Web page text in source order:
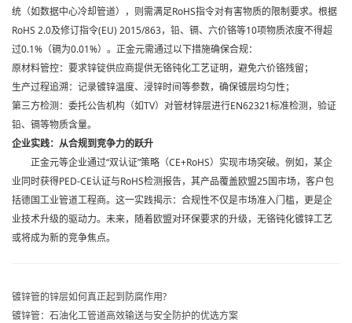
统（如数据中心冷却管道），则需满足RoHS指令对有害物质的限制要求。根据
RoHS 2.0及修订指令(EU) 2015/863，铅、镉、六价铬等10项物质浓度不得超
过0.1%（镉为0.01%）。正金元需通过以下措施确保合规：
原材料管控：要求锌锭供应商提供无铬钝化工艺证明，避免六价铬残留；
生产过程追溯：记录镀锌温度、浸锌时间等参数，确保镀层均匀性；
第三方检测：委托公告机构（如TV）对管材锌层进行EN62321标准检测，验证
铅、镉等物质含量。
企业实践：从合规到竞争力的跃升
正金元等企业通过“双认证”策略（CE+RoHS）实现市场突破。例如，某企
业同时获得PED-CE认证与RoHS检测报告，其产品覆盖欧盟25国市场，客户包
括德国工业管道工程商。这一实践揭示：合规性不仅是市场准入门槛，更是企
业技术升级的驱动力。未来，随着欧盟对环保要求的升级，无铬钝化镀锌工艺
或将成为新的竞争焦点。
镀锌管的锌层如何真正起到防腐作用?
镀锌管：石油化工管道高效输送与安全防护的优选方案